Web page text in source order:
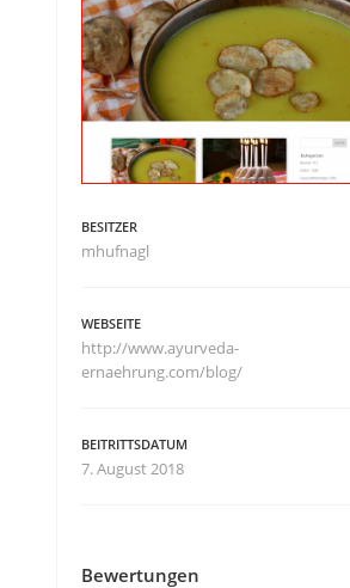
BESITZER
mhufnagl
WEBSEITE
http://www.ayurveda-
ernaehrung.com/blog/
BEITRITTSDATUM
7. August 2018
Bewertungen